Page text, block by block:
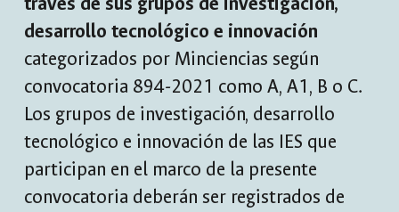
desarrollo tecnológico e innovación
categorizados por Minciencias según
convocatoria 894-2021 como A, A1, B o C.
Los grupos de investigación, desarrollo
tecnológico e innovación de las IES que
participan en el marco de la presente
convocatoria deberán ser registrados de